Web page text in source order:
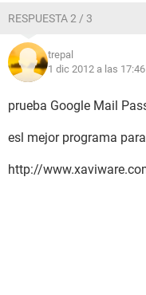
RESPUESTA 2 / 3
trepal
1 dic 2012 a las 17:46
prueba Google Mail
esl mejor programa
http://